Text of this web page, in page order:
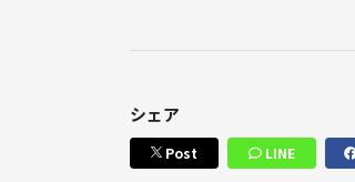
シェア
Post LINE